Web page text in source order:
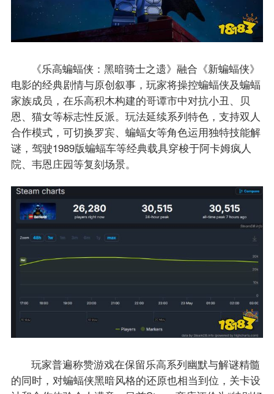
《乐高蝙蝠侠：黑暗骑士之遗》融合《新蝙蝠侠》
电影的经典剧情与原创叙事，玩家将操控蝙蝠侠及蝙蝠
家族成员，在乐高积木构建的哥谭市中对抗小丑、贝
恩、猫女等标志性反派。玩法延续系列特色，支持双人
合作模式，可切换罗宾、蝙蝠女等角色运用独特技能解
谜，驾驶1989版蝙蝠车等经典载具穿梭于阿卡姆疯人
院、韦恩庄园等复刻场景。
玩家普遍称赞游戏在保留乐高系列幽默与解谜精髓
的同时，对蝙蝠侠黑暗风格的还原也相当到位，关卡设